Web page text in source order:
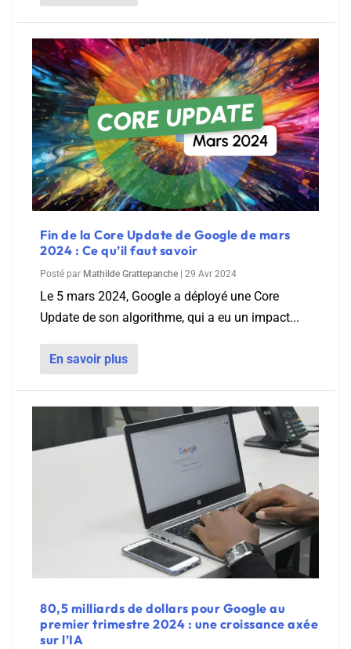
Fin de la Core Update de Google de mars
2024 : Ce qu’il faut savoir
Posté par Mathilde Grattepanche | 29 Avr 2024
Le 5 mars 2024, Google a déployé une Core
Update de son algorithme, qui a eu un impact...
En savoir plus
80,5 milliards de dollars pour Google au
premier trimestre 2024 : une croissance axée
sur l’IA